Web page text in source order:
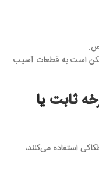
است به قطعات آسیب
ثابت یا
استفاده می‌کنند،